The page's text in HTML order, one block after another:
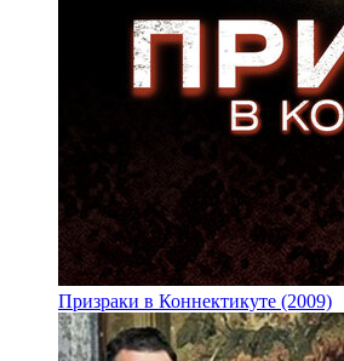
Призраки в Коннектикуте (2009)